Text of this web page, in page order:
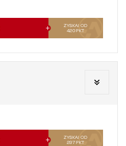
ZYSKAJ OD
420PKT
ZYSKAJ OD
297PKT